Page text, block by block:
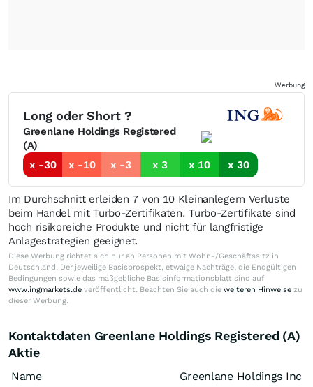
Werbung
Long oder Short ?
Greenlane Holdings Registered
(A)
x -30
x -10 x -3 x 3 x 10 x 30
Im Durchschnitt erleiden 7 von 10 Kleinanlegern Verluste
beim Handel mit Turbo-Zertifikaten. Turbo-Zertifikate sind
hoch risikoreiche Produkte und nicht für langfristige
Anlagestrategien geeignet.
Diese Werbung richtet sich nur an Personen mit Wohn-/Geschäftssitz in
Deutschland. Der jeweilige Basisprospekt, etwaige Nachträge, die Endgültigen
Bedingungen sowie das maßgebliche Basisinformationsblatt sind auf
www.ingmarkets.de veröffentlicht. Beachten Sie auch die weiteren Hinweise zu
dieser Werbung.
Kontaktdaten Greenlane Holdings Registered (A)
Aktie
Name
Greenlane Holdings Inc